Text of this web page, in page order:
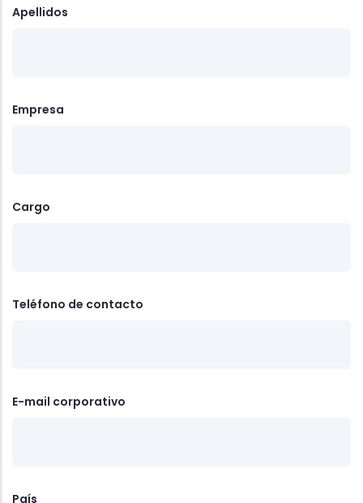
Apellidos
Empresa
Cargo
Teléfono de contacto
E-mail corporativo
País